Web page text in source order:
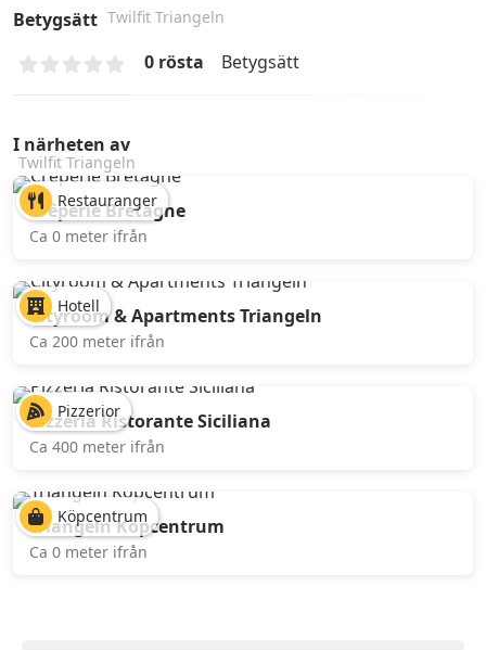
Betygsätt Twilfit Triangeln
Betygsätt
0 rösta
I närheten av
Twilfit Triangeln
Restauranger
Crêperie Bretagne
Ca 0 meter ifrån
Hotell
Cityroom & Apartments Triangeln
Ca 200 meter ifrån
Pizzerior
Pizzeria Ristorante Siciliana
Ca 400 meter ifrån
Köpcentrum
Triangeln Köpcentrum
Ca 0 meter ifrån